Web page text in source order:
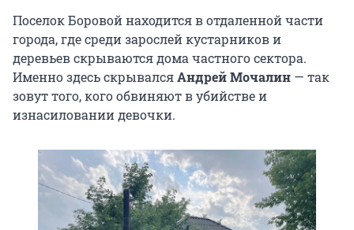
Поселок Боровой находится в отдаленной части
города, где среди зарослей кустарников и
деревьев скрываются дома частного сектора.
Именно здесь скрывалсяАндрей Мочалин — так
зовут того, кого обвиняют в убийстве и
изнасиловании девочки.